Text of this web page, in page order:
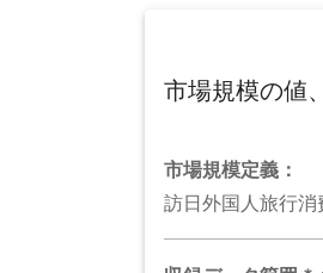
市場規模の値
市場規模定義：
訪日外国人旅行消